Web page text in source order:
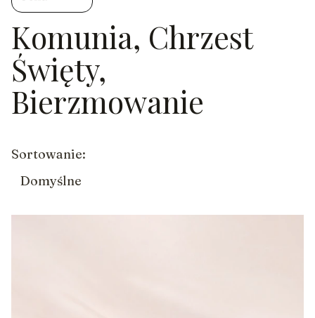
Koniec filtrów
Komunia, Chrzest
Święty,
Bierzmowanie
Lista produktów
Sortowanie:
Domyślne